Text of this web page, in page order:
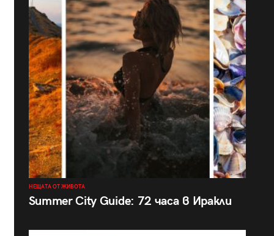
НЕЩАТА ОТ ЖИВОТА
Summer City Guide: 72 часа в Иракли